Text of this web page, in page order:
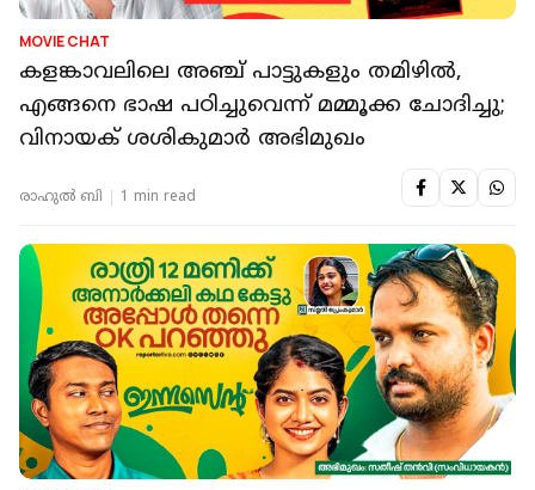
MOVIE CHAT
കളങ്കാവലിലെ അഞ്ച് പാട്ടുകളും തമിഴിൽ,
എങ്ങനെ ഭാഷ പഠിച്ചുവെന്ന് മമ്മൂക്ക ചോദിച്ചു;
വിനായക് ശശികുമാർ അഭിമുഖം
രാഹുൽ ബി 1 min read